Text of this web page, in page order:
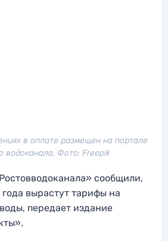
в оплате размещен на портале
водоканала. Фото: Freepik
сообщили,
вырастут тарифы на
передает издание